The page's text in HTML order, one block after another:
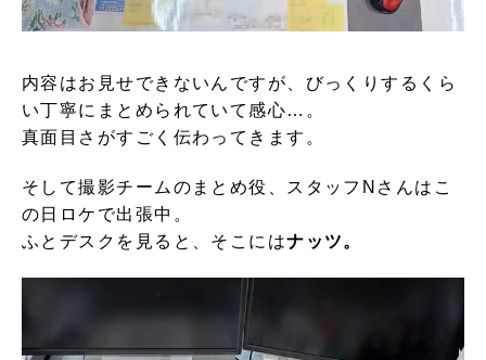
内容はお見せできないんですが、びっくりするくら
い丁寧にまとめられていて感心…。
真面目さがすごく伝わってきます。
そして撮影チームのまとめ役、スタッフNさんはこ
の日ロケで出張中。
ふとデスクを見ると、そこにはナッツ。